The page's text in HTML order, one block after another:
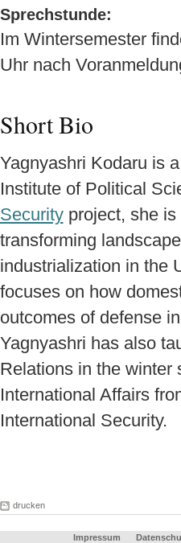
Sprechstunde:
Im Wintersemester
Uhr nach
Short Bio
Yagnyashri Kodaru is
Institute of Political
Securityproject, she is
transforming
industrialization in the
focuses on how
outcomes of defense
Yagnyashri has also
Relations in the winter
International Affairs
International Security.
drucken
Impressum